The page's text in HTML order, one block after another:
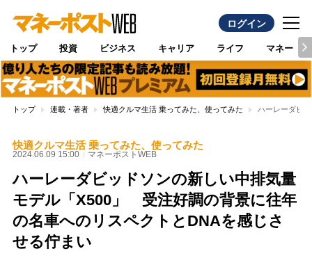
ログイン
トップ 投資 ビジネス キャリア ライフ マネー
トップ 連載・著者 快適クルマ生活 乗ってみた、使ってみた ハーレーダビ
快適クルマ生活 乗ってみた、使ってみた
2024.06.09 15:00 マネーポストWEB
ハーレーダビッドソンの新しい中排気量
モデル「X500」 受注好調の背景に往年
の名車へのリスペクトとDNAを感じさ
せる佇まい